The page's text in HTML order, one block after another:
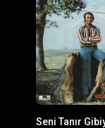
Seni Tanır